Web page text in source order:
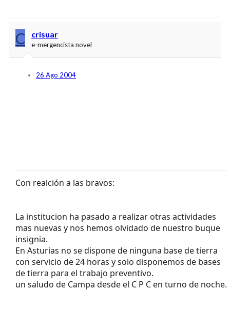
C crisuar
e-mergencista novel
26 Ago 2004
Con realción a las bravos:
La institucion ha pasado a realizar otras actividades
mas nuevas y nos hemos olvidado de nuestro buque
insignia.
En Asturias no se dispone de ninguna base de tierra
con servicio de 24 horas y solo disponemos de bases
de tierra para el trabajo preventivo.
un saludo de Campa desde el C P C en turno de noche.